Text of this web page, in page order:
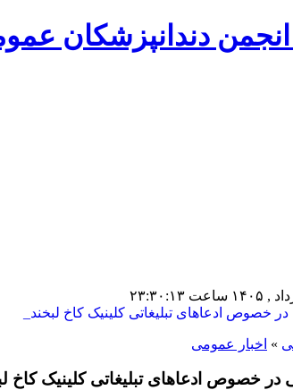
» اخبار عمومی
در خصوص ادعاهای تبلیغاتی کلینیک کاخ